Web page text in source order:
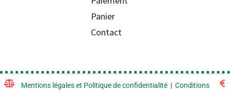
Panier
Contact
Mentions légales et Politique de confidentialité| Conditions